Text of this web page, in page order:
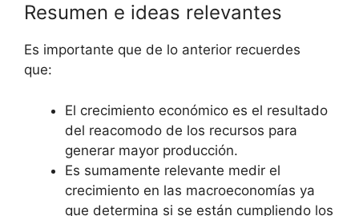
Resumen e ideas relevantes
Es importante que de lo anterior recuerdes
que:
El crecimiento económico es el resultado
del reacomodo de los recursos para
generar mayor producción.
Es sumamente relevante medir el
crecimiento en las macroeconomías ya
que determina si se están cumpliendo los